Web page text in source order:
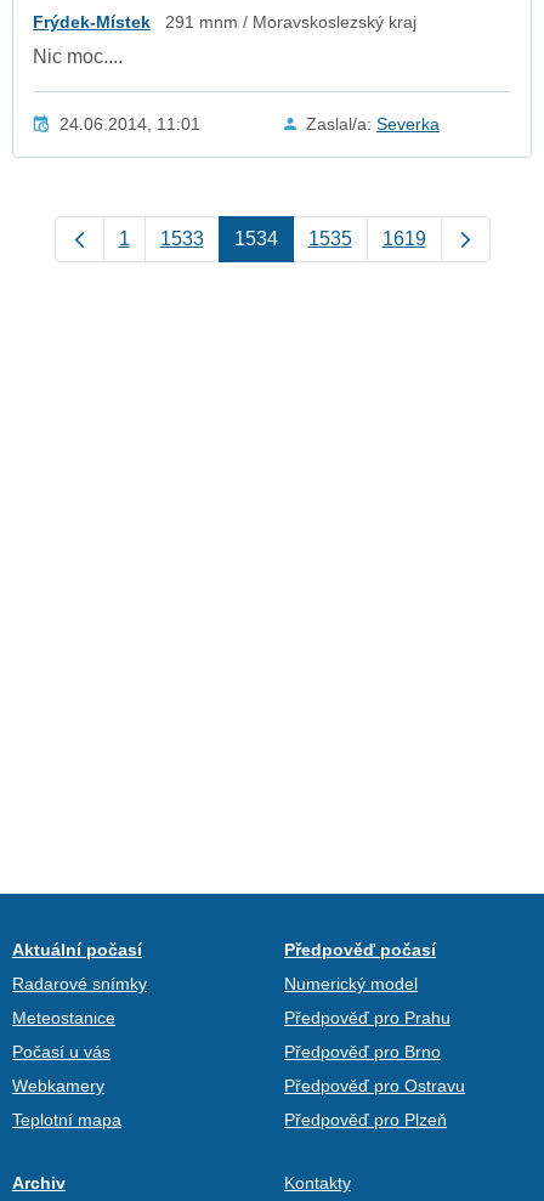
Frýdek-Místek 291 mnm / Moravskoslezský kraj
Nic moc....
24.06.2014, 11:01 Zaslal/a: Severka
1 1533 1534 1535 1619
Aktuální počasí
Radarové snímky
Meteostanice
Počasí u vás
Webkamery
Teplotní mapa
Předpověď počasí
Numerický model
Předpověď pro Prahu
Předpověď pro Brno
Předpověď pro Ostravu
Předpověď pro Plzeň
Archiv Kontakty